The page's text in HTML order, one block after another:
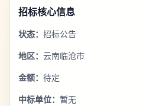
招标核心信息
状态： 招标公告
地区： 云南临沧市
金额： 待定
中标单位： 暂无